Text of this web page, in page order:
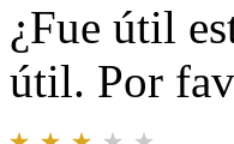
¿Fue útil
útil. Por